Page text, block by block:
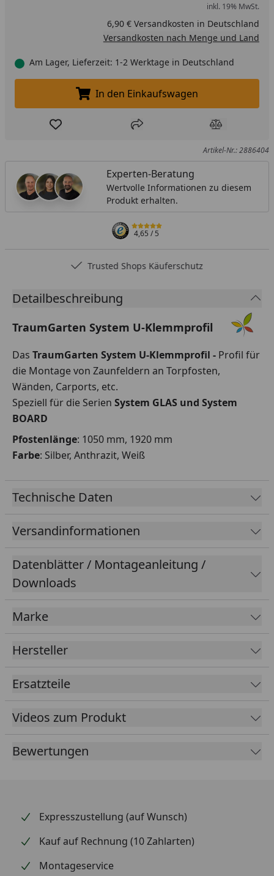
inkl. 19% MwSt.
6,90 € Versandkosten in Deutschland
Versandkosten nach Menge und Land
Am Lager, Lieferzeit: 1-2 Werktage in Deutschland
In den Einkaufswagen legen
In den Einkaufswagen
Produkt zur Wunschliste hinzufügen
Teilen Produkt
Artikel-Nr.: 2886404
Experten-Beratung
Wertvolle Informationen zu diesem
Produkt erhalten.
4,65/ 5
Trusted Shops Käuferschutz
Detailbeschreibung
TraumGarten System U-Klemmprofil
Das TraumGarten System U-Klemmprofil - Profil für
die Montage von Zaunfeldern an Torpfosten,
Wänden, Carports, etc.
Speziell für die Serien System GLAS und System
BOARD
Pfostenlänge: 1050 mm, 1920 mm
Farbe: Silber, Anthrazit, Weiß
Technische Daten
Versandinformationen
Datenblätter / Montageanleitung /
Downloads
Marke
Hersteller
Ersatzteile
Videos zum Produkt
Bewertungen
Expresszustellung (auf Wunsch)
Kauf auf Rechnung (10 Zahlarten)
Montageservice